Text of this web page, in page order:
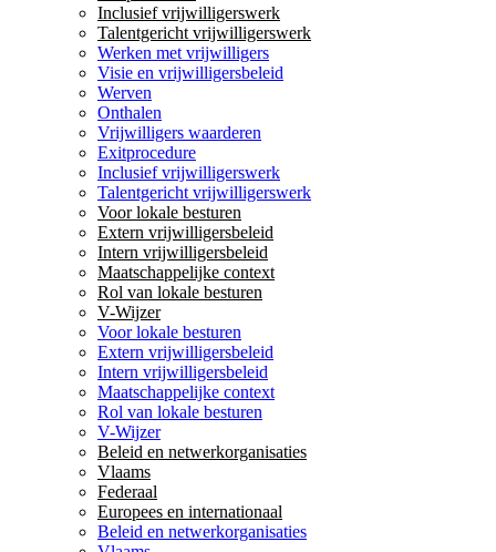
Inclusief vrijwilligerswerk
Talentgericht vrijwilligerswerk
Werken met vrijwilligers
Visie en vrijwilligersbeleid
Werven
Onthalen
Vrijwilligers waarderen
Exitprocedure
Inclusief vrijwilligerswerk
Talentgericht vrijwilligerswerk
Voor lokale besturen
Extern vrijwilligersbeleid
Intern vrijwilligersbeleid
Maatschappelijke context
Rol van lokale besturen
V-Wijzer
Voor lokale besturen
Extern vrijwilligersbeleid
Intern vrijwilligersbeleid
Maatschappelijke context
Rol van lokale besturen
V-Wijzer
Beleid en netwerkorganisaties
Vlaams
Federaal
Europees en internationaal
Beleid en netwerkorganisaties